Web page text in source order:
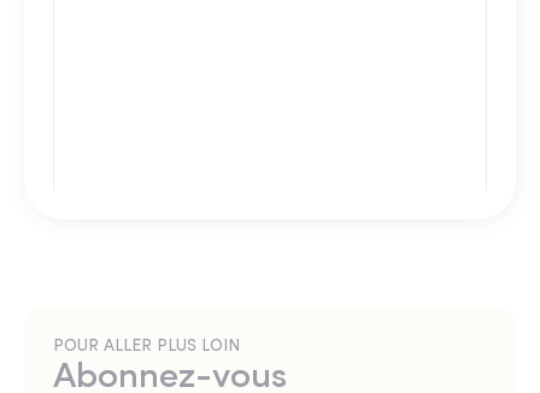
POUR ALLER PLUS LOIN
Abonnez-vous